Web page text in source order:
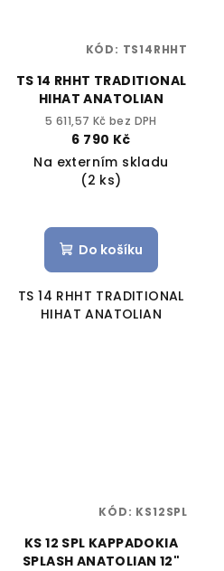
TS 14 RHHT TRADITIONAL
HIHAT ANATOLIAN
5 611,57 Kč bez DPH
6 790 Kč
Na externím skladu
(2 ks)
Do košíku
TS 14 RHHT TRADITIONAL
HIHAT ANATOLIAN
KÓD: TS14RHHT
KS 12 SPL KAPPADOKIA
SPLASH ANATOLIAN 12"
KÓD: KS12SPL